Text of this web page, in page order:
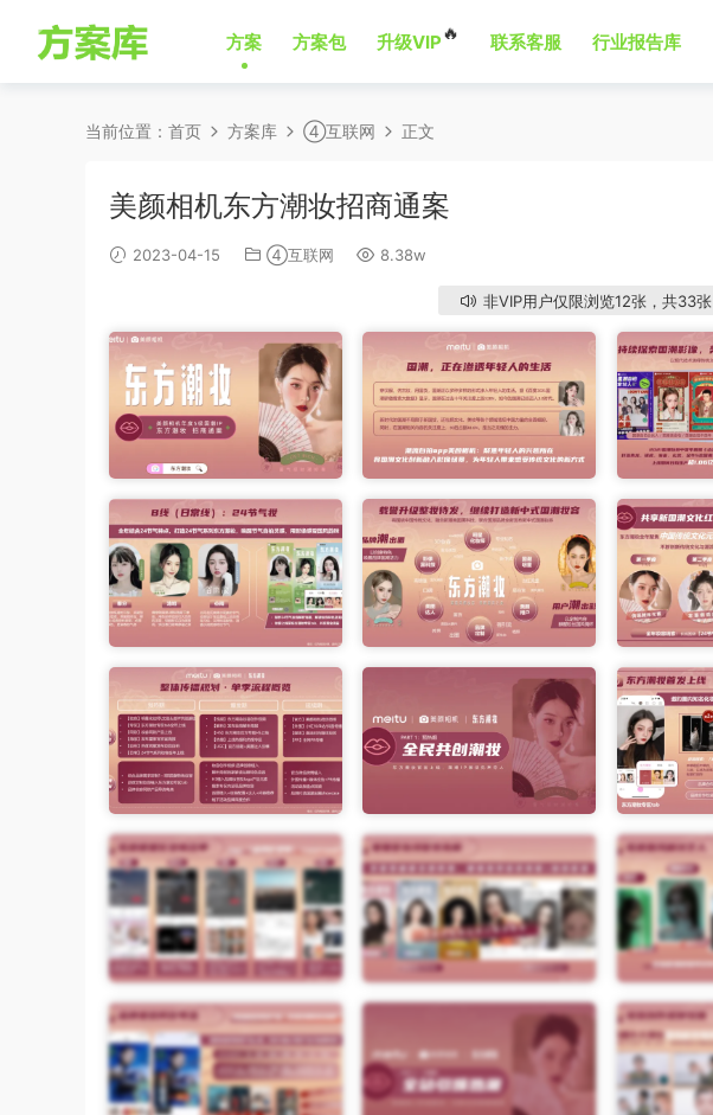
方案 方案包 升级VIP🔥 联系客服 行业报告库
当前位置： 首页 方案库 ④互联网 正文
美颜相机东方潮妆招商通案
2023-04-15 ④互联网 8.38w
非VIP用户仅限浏览12张，共33张